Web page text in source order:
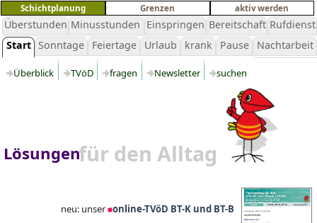
Schichtplanung Grenzen aktiv werden
Überstunden Minusstunden Einspringen Bereitschaft Rufdienst
Start
Sonntage Feiertage Urlaub krank Pause Nachtarbeit
Überblick TVöD fragen Newsletter suchen
Lösungenfür den Alltag
neu: unser online-TVöD BT-K und BT-B